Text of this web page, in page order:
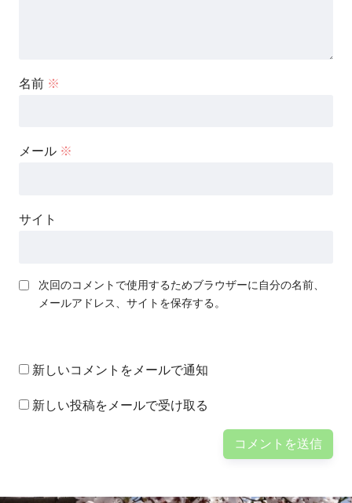
名前 ※
メール ※
サイト
次回のコメントで使用するためブラウザーに自分の名前、
メールアドレス、サイトを保存する。
新しいコメントをメールで通知
新しい投稿をメールで受け取る